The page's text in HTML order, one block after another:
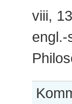
viii,
engl.-